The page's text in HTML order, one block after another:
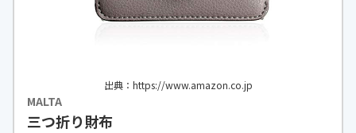
出典：https://www.amazon.co.jp
MALTA
三つ折り財布